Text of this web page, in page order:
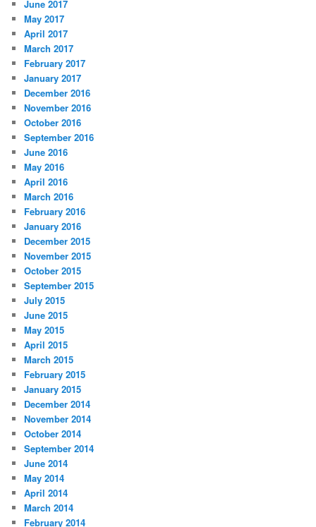
June 2017
May 2017
April 2017
March 2017
February 2017
January 2017
December 2016
November 2016
October 2016
September 2016
June 2016
May 2016
April 2016
March 2016
February 2016
January 2016
December 2015
November 2015
October 2015
September 2015
July 2015
June 2015
May 2015
April 2015
March 2015
February 2015
January 2015
December 2014
November 2014
October 2014
September 2014
June 2014
May 2014
April 2014
March 2014
February 2014